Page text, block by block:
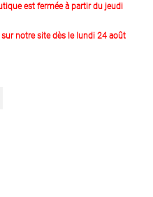
est fermée à partir du jeudi
notre site dès le lundi 24 août